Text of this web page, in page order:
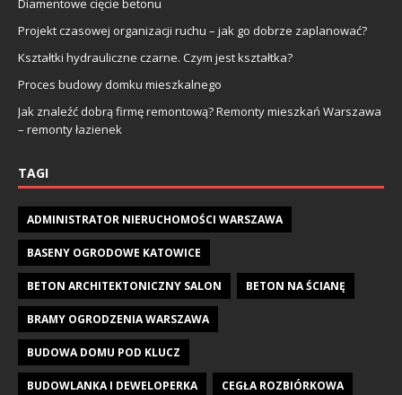
Diamentowe cięcie betonu
Projekt czasowej organizacji ruchu – jak go dobrze zaplanować?
Kształtki hydrauliczne czarne. Czym jest kształtka?
Proces budowy domku mieszkalnego
Jak znaleźć dobrą firmę remontową? Remonty mieszkań Warszawa
– remonty łazienek
TAGI
ADMINISTRATOR NIERUCHOMOŚCI WARSZAWA
BASENY OGRODOWE KATOWICE
BETON ARCHITEKTONICZNY SALON BETON NA ŚCIANĘ
BRAMY OGRODZENIA WARSZAWA
BUDOWA DOMU POD KLUCZ
BUDOWLANKA I DEWELOPERKA CEGŁA ROZBIÓRKOWA